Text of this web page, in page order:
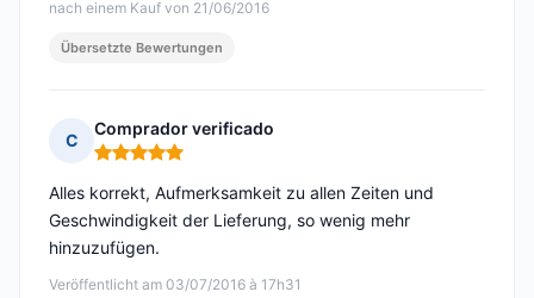
nach einem Kauf von 21/06/2016
Übersetzte Bewertungen
C
Comprador verificado
Hinweis: 5 von 5
Veröffentlicht am 03/07/2016 à 17h31
Alles korrekt, Aufmerksamkeit zu allen Zeiten und
Geschwindigkeit der Lieferung, so wenig mehr
hinzuzufügen.